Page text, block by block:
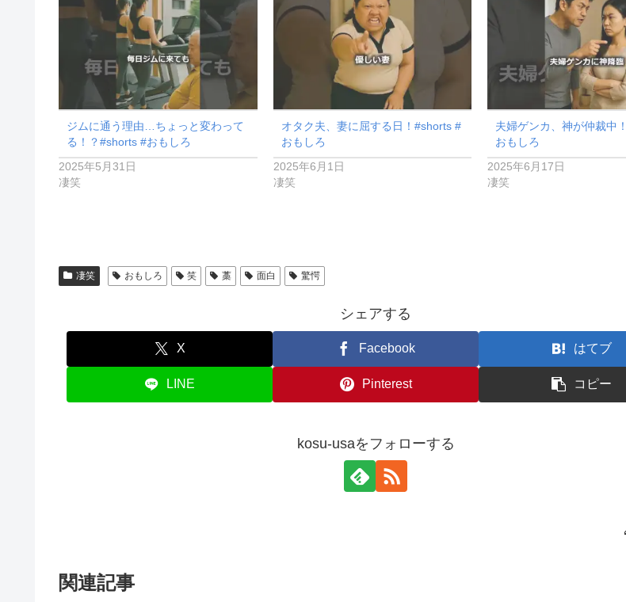
ジムに通う理由…ちょっと変わって
る！？#shorts #おもしろ
2025年5月31日
凄笑
オタク夫、妻に屈する日！#shorts #
おもしろ
2025年6月1日
凄笑
夫婦ゲンカ、神が仲裁中
おもしろ
2025年6月17日
凄笑
凄笑 おもしろ 笑 藁 面白 驚愕
シェアする
X Facebook はてブ
LINE Pinterest コピー
kosu-usaをフォローする
関連記事